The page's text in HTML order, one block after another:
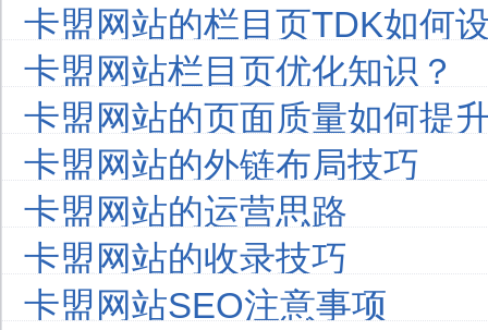
卡盟网站的栏目页TDK如何
卡盟网站栏目页优化知识？
卡盟网站的页面质量如何提
卡盟网站的外链布局技巧
卡盟网站的运营思路
卡盟网站的收录技巧
卡盟网站SEO注意事项